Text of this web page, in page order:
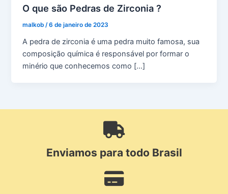
O que são Pedras de Zirconia ?
malkob /6 de janeiro de 2023
A pedra de zirconia é uma pedra muito famosa, sua
composição química é responsável por formar o
minério que conhecemos como […]
Enviamos para todo Brasil